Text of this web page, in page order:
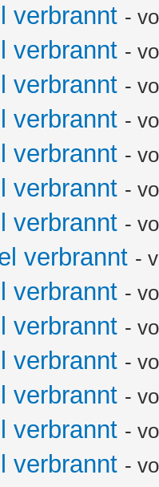
verbrannt -
verbrannt -
verbrannt -
verbrannt -
verbrannt -
verbrannt -
verbrannt -
verbrannt -
verbrannt -
verbrannt -
verbrannt -
verbrannt -
verbrannt -
verbrannt -